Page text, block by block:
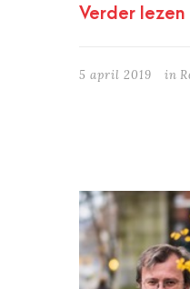
Verder lezen
5 april 2019 in